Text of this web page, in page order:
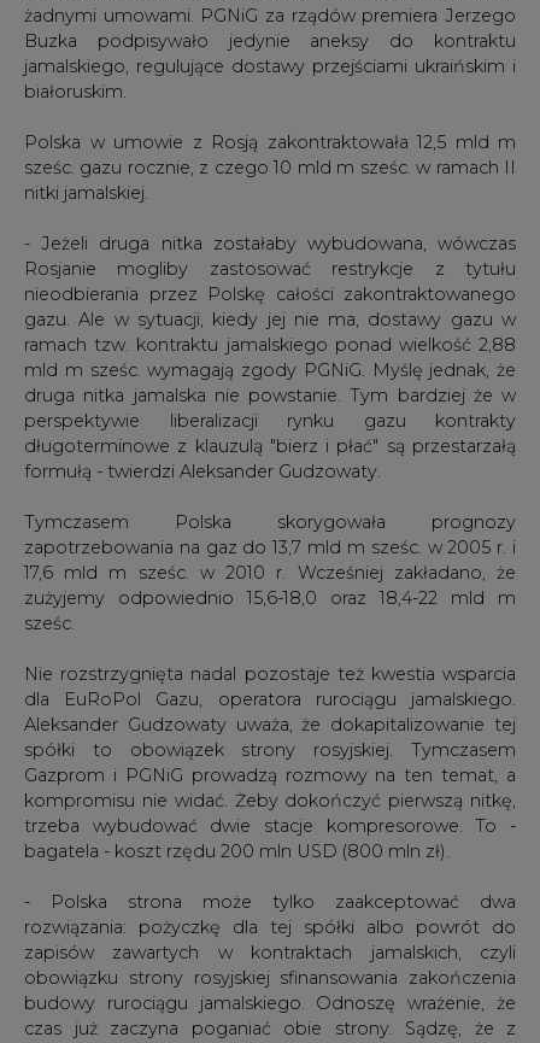
żadnymi umowami. PGNiG za rządów premiera Jerzego
Buzka podpisywało jedynie aneksy do kontraktu
jamalskiego, regulujące dostawy przejściami ukraińskim i
białoruskim.
Polska w umowie z Rosją zakontraktowała 12,5 mld m
sześc. gazu rocznie, z czego 10 mld m sześc. w ramach II
nitki jamalskiej.
- Jeżeli druga nitka zostałaby wybudowana, wówczas
Rosjanie mogliby zastosować restrykcje z tytułu
nieodbierania przez Polskę całości zakontraktowanego
gazu. Ale w sytuacji, kiedy jej nie ma, dostawy gazu w
ramach tzw. kontraktu jamalskiego ponad wielkość 2,88
mld m sześc. wymagają zgody PGNiG. Myślę jednak, że
druga nitka jamalska nie powstanie. Tym bardziej że w
perspektywie liberalizacji rynku gazu kontrakty
długoterminowe z klauzulą "bierz i płać" są przestarzałą
formułą - twierdzi Aleksander Gudzowaty.
Tymczasem Polska skorygowała prognozy
zapotrzebowania na gaz do 13,7 mld m sześc. w 2005 r. i
17,6 mld m sześc. w 2010 r. Wcześniej zakładano, że
zużyjemy odpowiednio 15,6-18,0 oraz 18,4-22 mld m
sześc.
Nie rozstrzygnięta nadal pozostaje też kwestia wsparcia
dla EuRoPol Gazu, operatora rurociągu jamalskiego.
Aleksander Gudzowaty uważa, że dokapitalizowanie tej
spółki to obowiązek strony rosyjskiej. Tymczasem
Gazprom i PGNiG prowadzą rozmowy na ten temat, a
kompromisu nie widać. Żeby dokończyć pierwszą nitkę,
trzeba wybudować dwie stacje kompresorowe. To -
bagatela - koszt rzędu 200 mln USD (800 mln zł).
- Polska strona może tylko zaakceptować dwa
rozwiązania: pożyczkę dla tej spółki albo powrót do
zapisów zawartych w kontraktach jamalskich, czyli
obowiązku strony rosyjskiej sfinansowania zakończenia
budowy rurociągu jamalskiego. Odnoszę wrażenie, że
czas już zaczyna poganiać obie strony. Sądzę, że z